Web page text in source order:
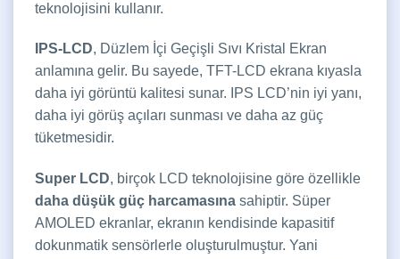
teknolojisini kullanır.
IPS-LCD, Düzlem İçi Geçişli Sıvı Kristal Ekran
anlamına gelir. Bu sayede, TFT-LCD ekrana kıyasla
daha iyi görüntü kalitesi sunar. IPS LCD’nin iyi yanı,
daha iyi görüş açıları sunması ve daha az güç
tüketmesidir.
Super LCD, birçok LCD teknolojisine göre özellikle
daha düşük güç harcamasına sahiptir. Süper
AMOLED ekranlar, ekranın kendisinde kapasitif
dokunmatik sensörlerle oluşturulmuştur. Yani